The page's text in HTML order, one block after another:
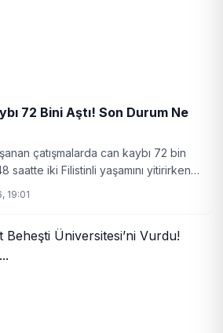
72 Bini Aştı! Son Durum Ne
çatışmalarda can kaybı 72 bin
saatte iki Filistinli yaşamını yitirirken,
19:01